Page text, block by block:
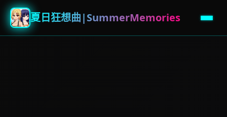
夏日狂想曲|SummerMemories